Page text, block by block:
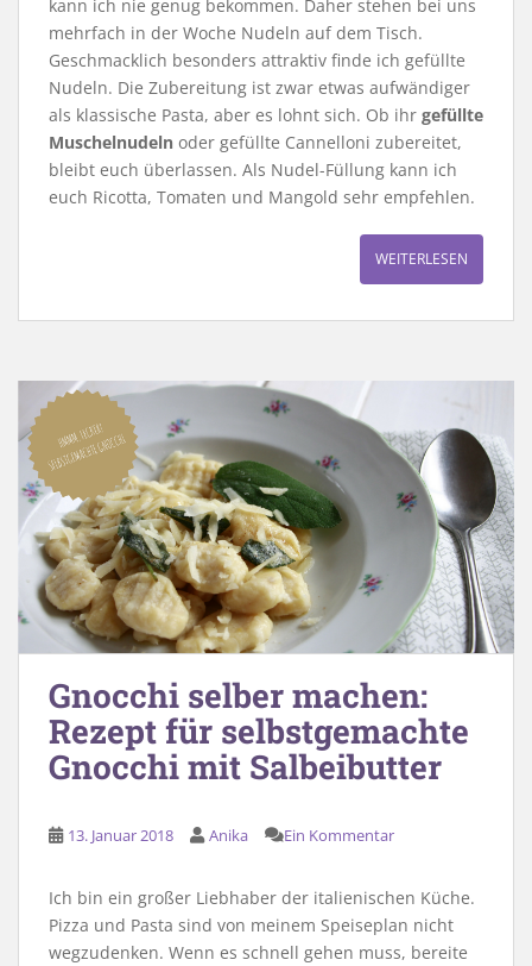
kann ich nie genug bekommen. Daher stehen bei uns
mehrfach in der Woche Nudeln auf dem Tisch.
Geschmacklich besonders attraktiv finde ich gefüllte
Nudeln. Die Zubereitung ist zwar etwas aufwändiger
als klassische Pasta, aber es lohnt sich. Ob ihr gefüllte
Muschelnudeln oder gefüllte Cannelloni zubereitet,
bleibt euch überlassen. Als Nudel-Füllung kann ich
euch Ricotta, Tomaten und Mangold sehr empfehlen.
WEITERLESEN
Gnocchi selber machen:
Rezept für selbstgemachte
Gnocchi mit Salbeibutter
13. Januar 2018 Anika Ein Kommentar
Ich bin ein großer Liebhaber der italienischen Küche.
Pizza und Pasta sind von meinem Speiseplan nicht
wegzudenken. Wenn es schnell gehen muss, bereite